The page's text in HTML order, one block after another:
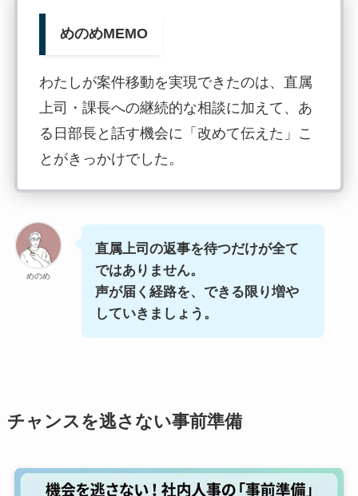
めのめMEMO
わたしが案件移動を実現できたのは、直属
上司・課長への継続的な相談に加えて、あ
る日部長と話す機会に「改めて伝えた」こ
とがきっかけでした。
ていたことを、上司・課長経由でちゃんと
把握していた。「じゃあ、あの件をチャレ
ンジさせてみるか」——その一言が出るま
でに、数年分の積み重ねがありました。
直属上司への相談を続けながら、話せる機
確実に機能する戦略です。
めのめ
直属上司の返事を待つだけが全て
ではありません。
声が届く経路を、できる限り増や
していきましょう。
チャンスを逃さない事前準備